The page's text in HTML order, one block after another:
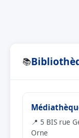
📚
📍 5 BIS rue
Orne